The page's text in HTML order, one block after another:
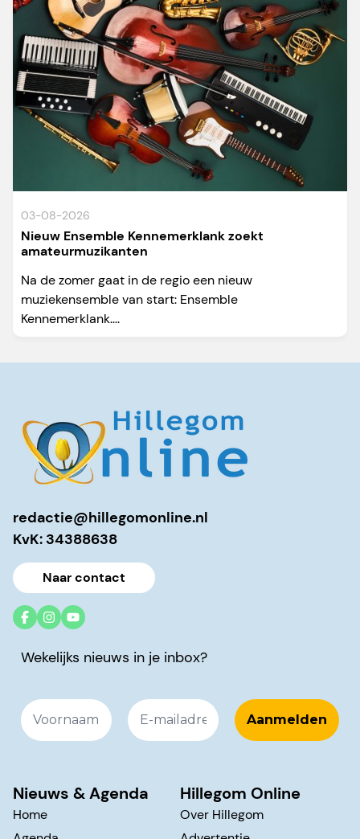
03-08-2026
Nieuw Ensemble Kennemerklank zoekt
amateurmuzikanten
Na de zomer gaat in de regio een nieuw
muziekensemble van start: Ensemble
Kennemerklank....
redactie@hillegomonline.nl
KvK: 34388638
Naar contact
Wekelijks nieuws in je inbox?
Nieuws & Agenda
Home
Hillegom Online
Over Hillegom